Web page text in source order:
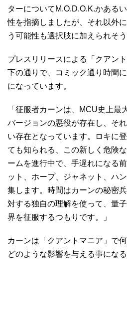
ターについてM.O.D.O.K.かある
性を指摘しましたが、それ以外
う可能性も選択肢に加えられそう
プレスリリースによる「クアン
下の通りで、コミック通り時間
になっています。
「征服者カーンは、MCU史上最
バージョンの悪役が存在し、そ
い存在となっています。ロキに
ても知られる、この新しく危険
ームを進行中で、手遅れになる
ット、ホープ、ジャネット、ハ
集します。時間はカーンの秘密
対する独自の理解を使って、量
界を征服するつもりです。」
カーンは「クアントマニア」で
どのような影響を与える事にな